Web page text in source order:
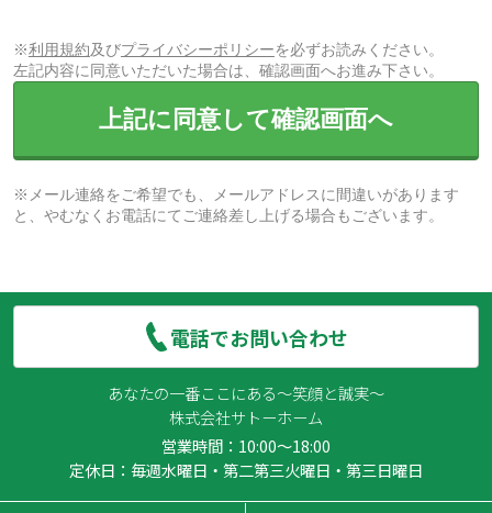
※利用規約及びプライバシーポリシーを必ずお読みください。
左記内容に同意いただいた場合は、確認画面へお進み下さい。
上記に同意して確認画面へ
※メール連絡をご希望でも、メールアドレスに間違いがあります
と、やむなくお電話にてご連絡差し上げる場合もございます。
電話でお問い合わせ
あなたの一番ここにある～笑顔と誠実～
株式会社サトーホーム
営業時間：10:00～18:00
定休日：毎週水曜日・第二第三火曜日・第三日曜日